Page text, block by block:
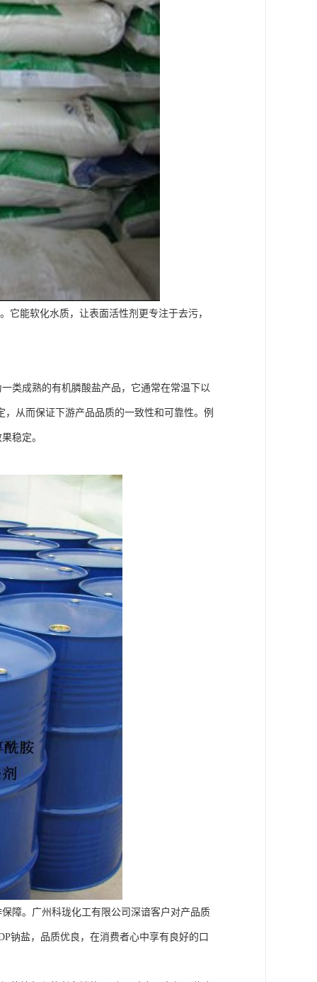
它能软化水质，让表面活性剂更专注于去污，
类成熟的有机膦酸盐产品，它通常在常温下以
从而保证下游产品品质的一致性和可靠性。例
稳定。
障。广州科珑化工有限公司深谙客户对产品质
钠盐，品质优良，在消费者心中享有良好的口